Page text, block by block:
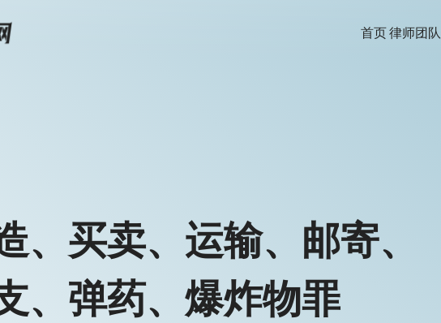
首页律师团队
、买卖、运输、邮寄、
、弹药、爆炸物罪